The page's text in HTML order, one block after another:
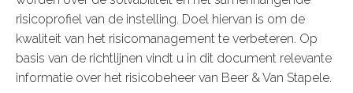
risicoprofiel van de instelling. Doel hiervan is om de
kwaliteit van het risicomanagement te verbeteren. Op
basis van de richtlijnen vindt u in dit document relevante
informatie over het risicobeheer van Beer & Van Stapele.